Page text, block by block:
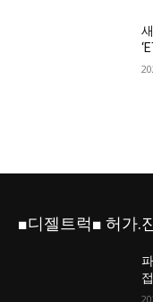
■디젤트럭■ 허가.